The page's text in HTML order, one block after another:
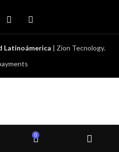
Latinoámerica | Zion Tecnology.
0